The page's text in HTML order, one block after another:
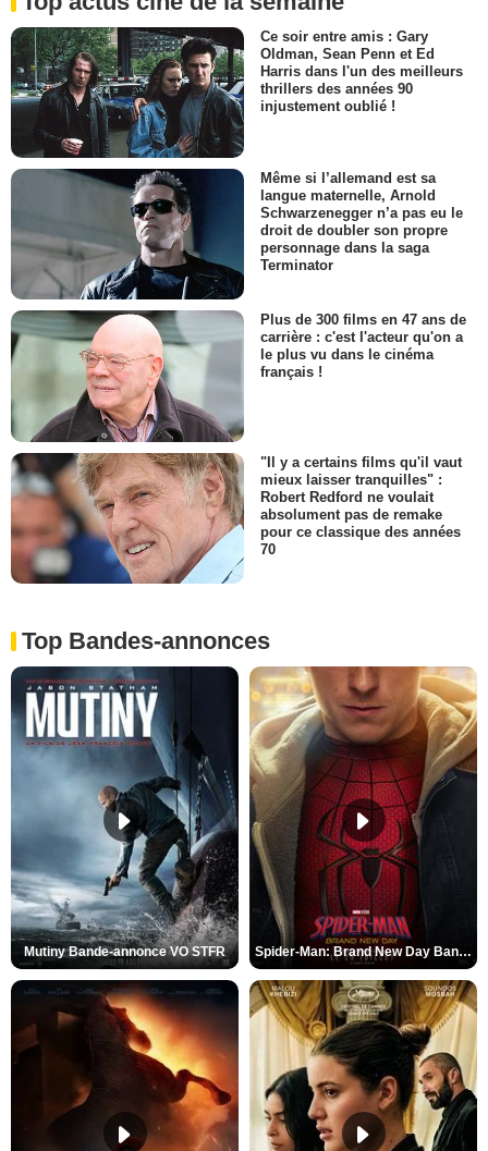
Ce soir entre amis : Gary
Oldman, Sean Penn et Ed
Harris dans l'un des meilleurs
thrillers des années 90
injustement oublié !
Même si l’allemand est sa
langue maternelle, Arnold
Schwarzenegger n’a pas eu le
droit de doubler son propre
personnage dans la saga
Terminator
Plus de 300 films en 47 ans de
carrière : c'est l'acteur qu'on a
le plus vu dans le cinéma
français !
"Il y a certains films qu'il vaut
mieux laisser tranquilles" :
Robert Redford ne voulait
absolument pas de remake
pour ce classique des années
70
Top Bandes-annonces
Mutiny Bande-annonce VO STFR Spider-Man: Brand New Day Bande-annonce VO STFR